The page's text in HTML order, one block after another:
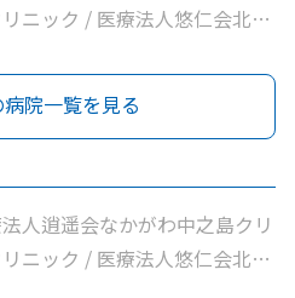
ニック / 医療法人悠仁会北浜
ック
院一覧を見る
人逍遥会なかがわ中之島クリ
ニック / 医療法人悠仁会北浜